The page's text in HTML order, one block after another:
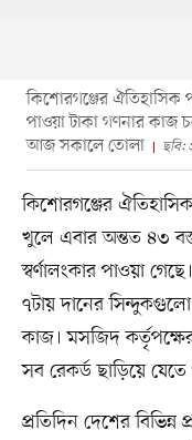
কিশোরগঞ্জের ঐতিহাসিক
পাওয়া টাকা গণনার কাজ
আজ সকালে তোলা
কিশোরগঞ্জের
খুলে এবার অন্তত ৪৩
স্বর্ণালংকার পাওয়া
৭টায় দানের
কাজ। মসজিদ
সব রেকর্ড ছাড়িয়ে যেতে
প্রতিদিন দেশের বিভিন্ন